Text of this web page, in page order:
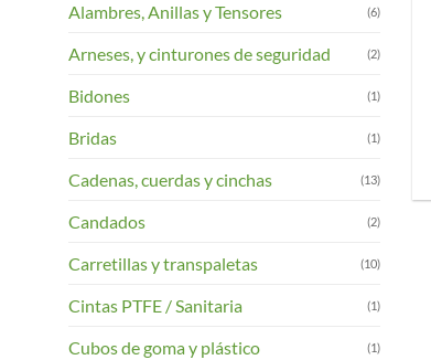
Alambres, Anillas y Tensores (6)
Arneses, y cinturones de seguridad (2)
Bidones (1)
Bridas (1)
Cadenas, cuerdas y cinchas (13)
Candados (2)
Carretillas y transpaletas (10)
Cintas PTFE / Sanitaria (1)
Cubos de goma y plástico (1)